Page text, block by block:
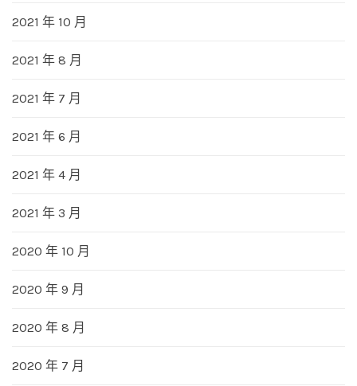
2021 年 10 月
2021 年 8 月
2021 年 7 月
2021 年 6 月
2021 年 4 月
2021 年 3 月
2020 年 10 月
2020 年 9 月
2020 年 8 月
2020 年 7 月